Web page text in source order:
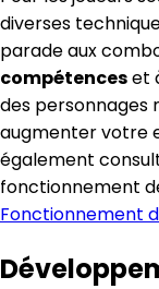
diverses
parade aux
compétenceset
des
augmenter votre
également
fonctionnement
Fonctionnement